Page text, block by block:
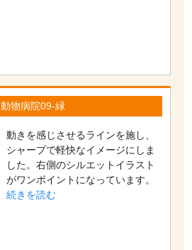
動物病院09-緑
動きを感じさせるラインを施し、
シャープで軽快なイメージにしま
した。右側のシルエットイラスト
がワンポイントになっています。
続きを読む